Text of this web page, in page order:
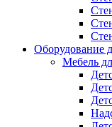
Оборудование
Мебель